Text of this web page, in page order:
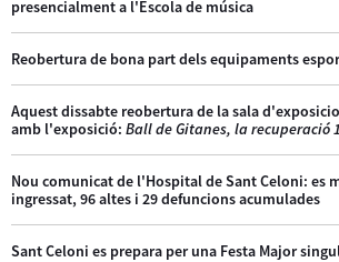
presencialment a l'Escola de música
Reobertura de bona part dels equipaments
Aquest dissabte reobertura de la sala
amb l'exposició: Ball de Gitanes, la recuperació
Nou comunicat de l'Hospital de Sant Celoni: es
ingressat, 96 altes i 29 defuncions acumulades
Sant Celoni es prepara per una Festa Major